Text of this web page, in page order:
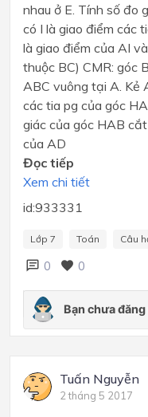
nhau ở E. Tính số đo
có I là giao điểm các
là giao điểm của AI
thuộc BC) CMR: góc
ABC vuông tại A. Kẻ
các tia pg của góc
giác của góc HAB
của AD
Đọc tiếp
Xem chi tiết
id:933331
Lớp 7 Toán Câu
0 0
Tuấn Nguyễn
2 tháng 5 2017